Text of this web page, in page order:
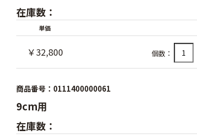
在庫数：
単価
￥32,800 個数：
商品番号：0111400000061
9cm用
在庫数：